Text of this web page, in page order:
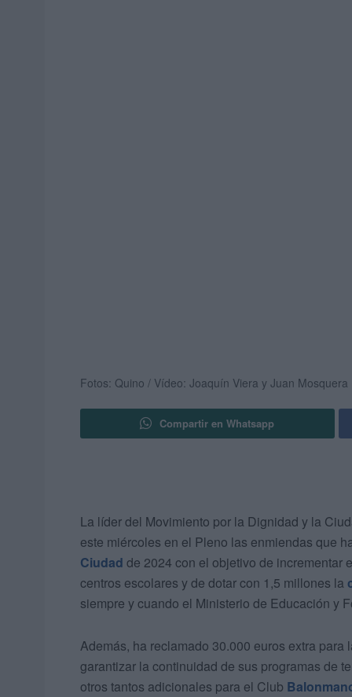
Fotos: Quino / Vídeo: Joaquín Viera y Juan Mosquera
Compartir en Whatsapp
La líder del Movimiento por la Dignidad y la
este miércoles en el Pleno las enmiendas que
Ciudad de 2024 con el objetivo de incrementar
centros escolares y de dotar con 1,5 millones la
siempre y cuando el Ministerio de Educación y
Además, ha reclamado 30.000 euros extra para
garantizar la continuidad de sus programas de
otros tantos adicionales para el Club